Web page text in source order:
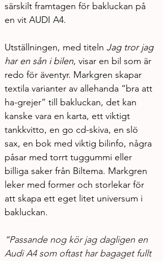
särskilt framtagen för bakluckan på
en vit AUDI A4.
Utställningen, med titeln Jag tror jag
har en sån i bilen, visar en bil som är
redo för äventyr. Markgren skapar
textila varianter av allehanda “bra att
ha-grejer” till bakluckan, det kan
kanske vara en karta, ett viktigt
tankkvitto, en go cd-skiva, en slö
sax, en bok med viktig bilinfo, några
påsar med torrt tuggummi eller
billiga saker från Biltema. Markgren
leker med former och storlekar för
att skapa ett eget litet universum i
bakluckan.
“Passande nog kör jag dagligen en
Audi A4 som oftast har bagaget fullt